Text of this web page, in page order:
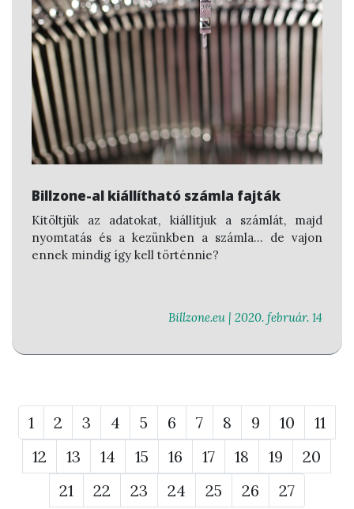
Billzone-al kiállítható számla fajták
Kitöltjük az adatokat, kiállítjuk a számlát, majd
nyomtatás és a kezünkben a számla... de vajon
ennek mindig így kell történnie?
Billzone.eu | 2020. február. 14
1 2 3 4 5 6 7 8 9 10
11
12
13 14 15 16 17 18 19
20
21
22 23 24 25 26 27